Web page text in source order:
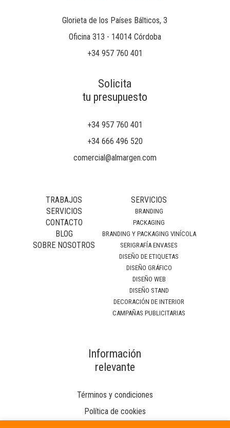
Glorieta de los Países Bálticos, 3
Oficina 313 - 14014 Córdoba
+34 957 760 401
Solicita
tu presupuesto
+34 957 760 401
+34 666 496 520
comercial@almargen.com
TRABAJOS
SERVICIOS
CONTACTO
BLOG
SOBRE NOSOTROS
SERVICIOS
BRANDING
PACKAGING
BRANDING Y PACKAGING VINÍCOLA
SERIGRAFÍA ENVASES
DISEÑO DE ETIQUETAS
DISEÑO GRÁFICO
DISEÑO WEB
DISEÑO STAND
DECORACIÓN DE INTERIOR
CAMPAÑAS PUBLICITARIAS
Información
relevante
Términos y condiciones
Política de cookies